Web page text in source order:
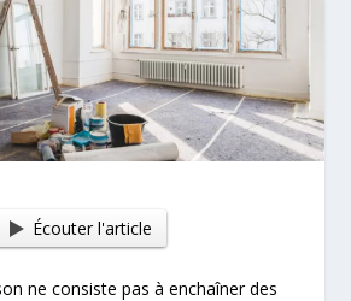
Écouter l'article
ne consiste pas à enchaîner des